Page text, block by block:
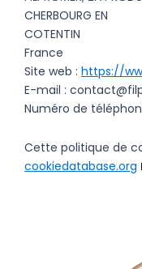
CHERBOURG EN
COTENTIN
France
Site web : https://
E-mail :
Numéro de
Cette politique de
cookiedatabase.org